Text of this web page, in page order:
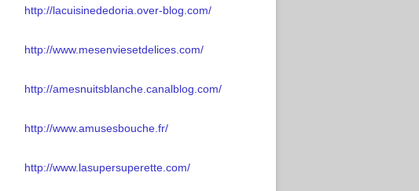
http://lacuisinededoria.over-blog.com/
http://www.mesenviesetdelices.com/
http://amesnuitsblanche.canalblog.com/
http://www.amusesbouche.fr/
http://www.lasupersuperette.com/